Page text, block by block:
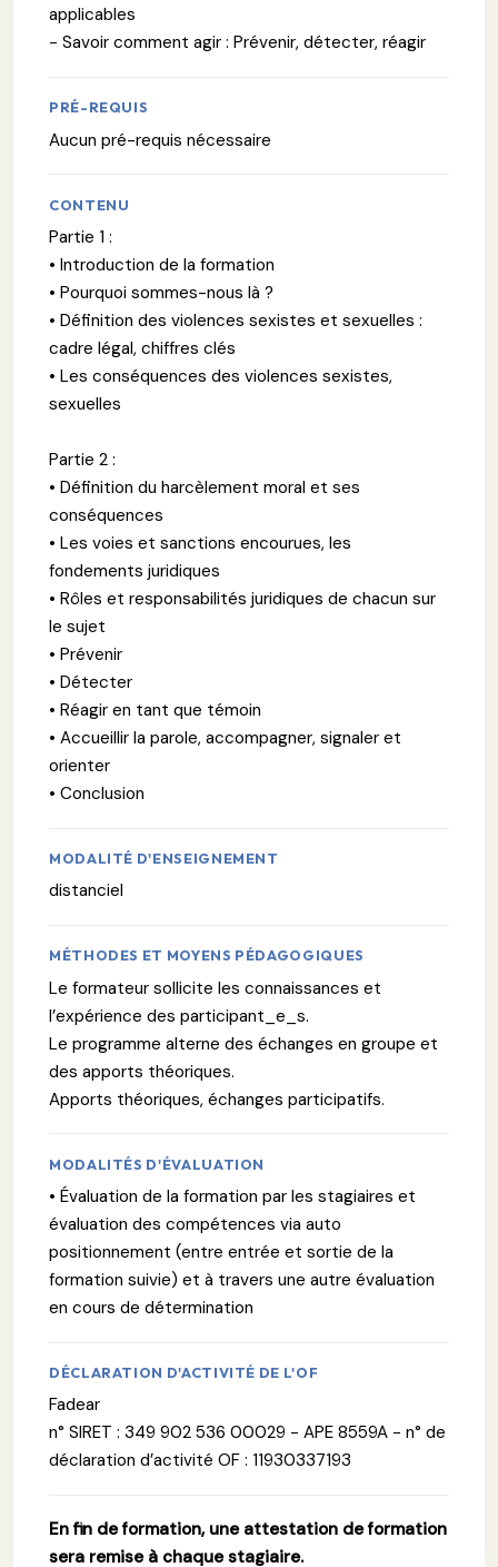
applicables
- Savoir comment agir : Prévenir, détecter, réagir
PRÉ-REQUIS
Aucun pré-requis nécessaire
CONTENU
Partie 1 :
• Introduction de la formation
• Pourquoi sommes-nous là ?
• Définition des violences sexistes et sexuelles :
cadre légal, chiffres clés
• Les conséquences des violences sexistes,
sexuelles
Partie 2 :
• Définition du harcèlement moral et ses
conséquences
• Les voies et sanctions encourues, les
fondements juridiques
• Rôles et responsabilités juridiques de chacun sur
le sujet
• Prévenir
• Détecter
• Réagir en tant que témoin
• Accueillir la parole, accompagner, signaler et
orienter
• Conclusion
MODALITÉ D'ENSEIGNEMENT
distanciel
MÉTHODES ET MOYENS PÉDAGOGIQUES
Le formateur sollicite les connaissances et
l’expérience des participant_e_s.
Le programme alterne des échanges en groupe et
des apports théoriques.
Apports théoriques, échanges participatifs.
MODALITÉS D'ÉVALUATION
• Évaluation de la formation par les stagiaires et
évaluation des compétences via auto
positionnement (entre entrée et sortie de la
formation suivie) et à travers une autre évaluation
en cours de détermination
DÉCLARATION D'ACTIVITÉ DE L'OF
Fadear
n° SIRET : 349 902 536 00029 - APE 8559A - n° de
déclaration d’activité OF : 11930337193
En fin de formation, une attestation de formation
sera remise à chaque stagiaire.